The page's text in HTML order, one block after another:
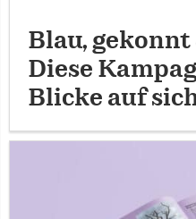
Blau,
Diese
Blicke auf